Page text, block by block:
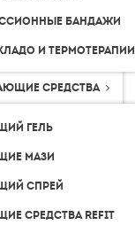
бандажи
и термотерапии
средства
гель
мази
спрей
средства Refit